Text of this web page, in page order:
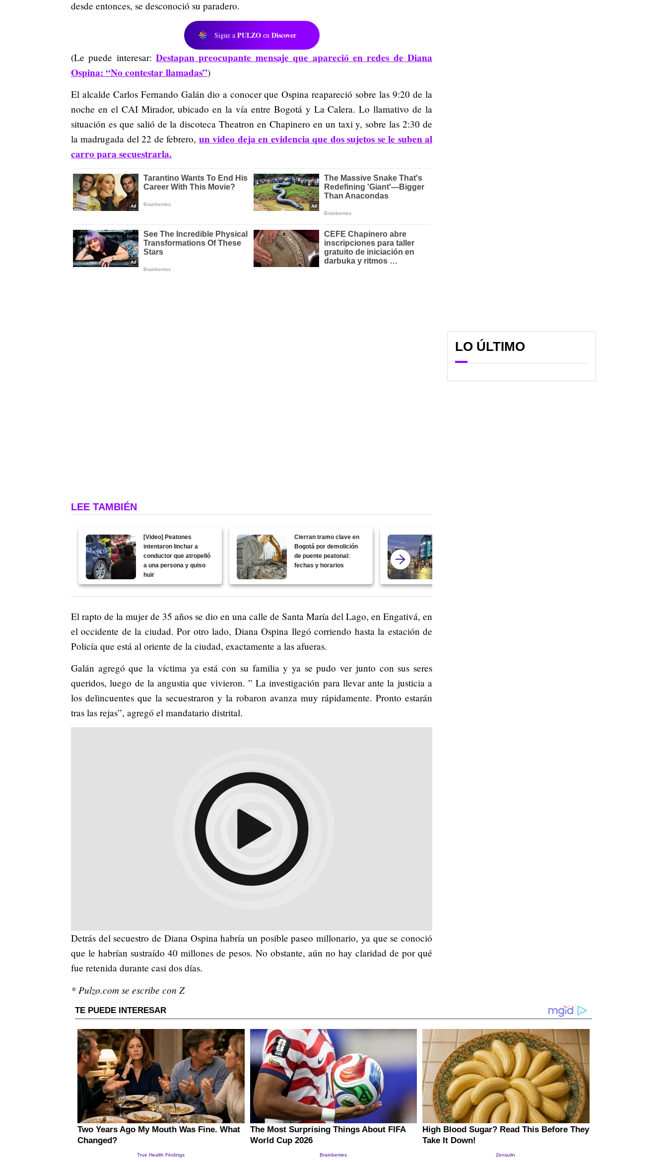
desde entonces, se desconoció su paradero.
Sigue a PULZO en Discover
(Le puede interesar:Destapan preocupante mensaje que apareció en redes de Diana
Ospina: “No contestar llamadas”)
El alcalde Carlos Fernando Galán dio a conocer que Ospina reapareció sobre las 9:20 de la
noche en el CAI Mirador, ubicado en la vía entre Bogotá y La Calera. Lo llamativo de la
situación es que salió de la discoteca Theatron en Chapinero en un taxi y, sobre las 2:30 de
la madrugada del 22 de febrero, un video deja en evidencia que dos sujetos se le suben al
carro para secuestrarla.
LEE TAMBIÉN
[Video] Peatones
intentaron linchar a
conductor que atropelló
a una persona y quiso
huir
Cierran tramo clave en
Bogotá por demolición
de puente peatonal:
fechas y horarios
El rapto de la mujer de 35 años se dio en una calle de Santa María del Lago, en Engativá, en
el occidente de la ciudad. Por otro lado, Diana Ospina llegó corriendo hasta la estación de
Policía que está al oriente de la ciudad, exactamente a las afueras.
Galán agregó que la víctima ya está con su familia y ya se pudo ver junto con sus seres
queridos, luego de la angustia que vivieron. ” La investigación para llevar ante la justicia a
los delincuentes que la secuestraron y la robaron avanza muy rápidamente. Pronto estarán
tras las rejas”, agregó el mandatario distrital.
Detrás del secuestro de Diana Ospina habría un posible paseo millonario, ya que se conoció
que le habrían sustraído 40 millones de pesos. No obstante, aún no hay claridad de por qué
fue retenida durante casi dos días.
* Pulzo.com se escribe con Z
LO ÚLTIMO